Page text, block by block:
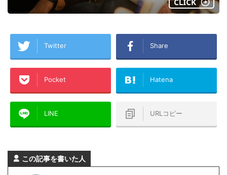
Twitter Share
Pocket Hatena
LINE URLコピー
この記事を書いた人